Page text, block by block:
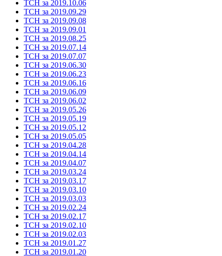
ТСН за 2019.10.06
ТСН за 2019.09.29
ТСН за 2019.09.08
ТСН за 2019.09.01
ТСН за 2019.08.25
ТСН за 2019.07.14
ТСН за 2019.07.07
ТСН за 2019.06.30
ТСН за 2019.06.23
ТСН за 2019.06.16
ТСН за 2019.06.09
ТСН за 2019.06.02
ТСН за 2019.05.26
ТСН за 2019.05.19
ТСН за 2019.05.12
ТСН за 2019.05.05
ТСН за 2019.04.28
ТСН за 2019.04.14
ТСН за 2019.04.07
ТСН за 2019.03.24
ТСН за 2019.03.17
ТСН за 2019.03.10
ТСН за 2019.03.03
ТСН за 2019.02.24
ТСН за 2019.02.17
ТСН за 2019.02.10
ТСН за 2019.02.03
ТСН за 2019.01.27
ТСН за 2019.01.20